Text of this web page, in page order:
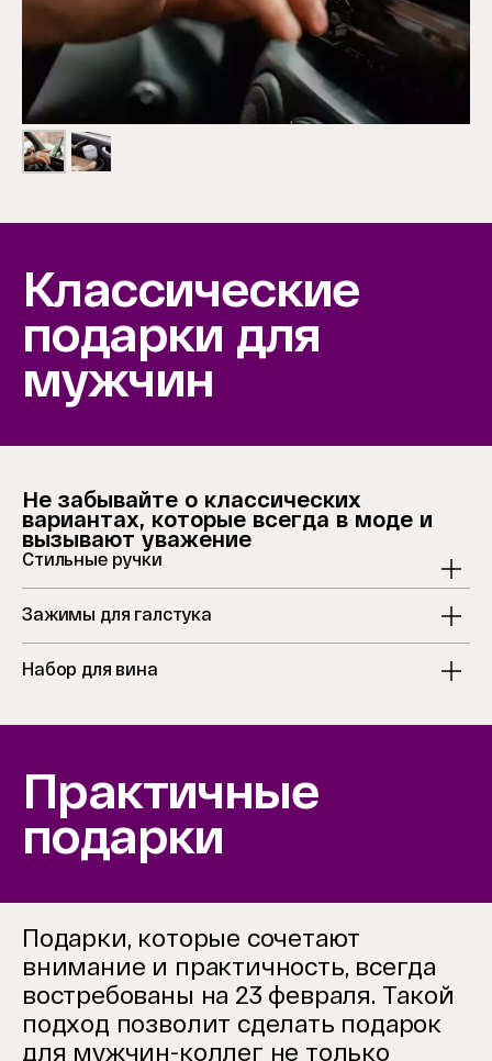
Классические
подарки для
мужчин
Не забывайте о классических
вариантах, которые всегда в моде и
вызывают уважение
Стильные ручки
Зажимы для галстука
Набор для вина
Практичные
подарки
Подарки, которые сочетают
внимание и практичность, всегда
востребованы на 23 февраля. Такой
подход позволит сделать подарок
для мужчин-коллег не только